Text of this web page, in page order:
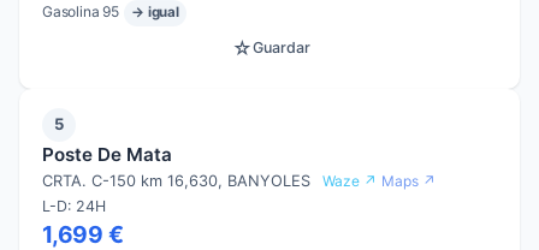
Gasolina 95 → igual
☆Guardar
5
Poste De Mata
CRTA. C-150 km 16,630, BANYOLES Waze ↗ Maps ↗
L-D: 24H
1,699 €